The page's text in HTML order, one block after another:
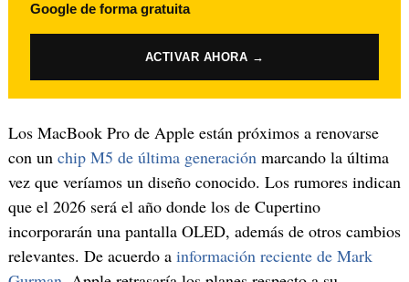
Google de forma gratuita
ACTIVAR AHORA →
Los MacBook Pro de Apple están próximos a renovarse
con un chip M5 de última generaciónmarcando la última
vez que veríamos un diseño conocido. Los rumores indican
que el 2026 será el año donde los de Cupertino
incorporarán una pantalla OLED, además de otros cambios
relevantes. De acuerdo a información reciente de Mark